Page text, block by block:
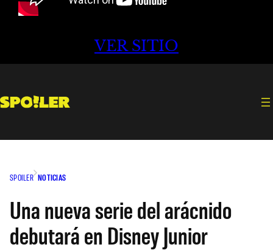
VER SITIO
SPOILER NOTICIAS
Una nueva serie del arácnido
debutará en Disney Junior